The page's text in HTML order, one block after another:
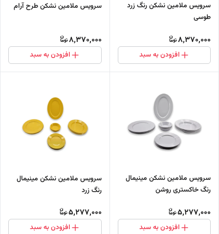
سرویس ملامین نشکن رنگ زرد
طوسی
8,370,000
افزودن به سبد
سرویس ملامین نشکن طرح آرام
8,370,000
افزودن به سبد
سرویس ملامین نشکن مینیمال
رنگ خاکستری روشن
5,277,000
افزودن به سبد
سرویس ملامین نشکن مینیمال
رنگ زرد
5,277,000
افزودن به سبد